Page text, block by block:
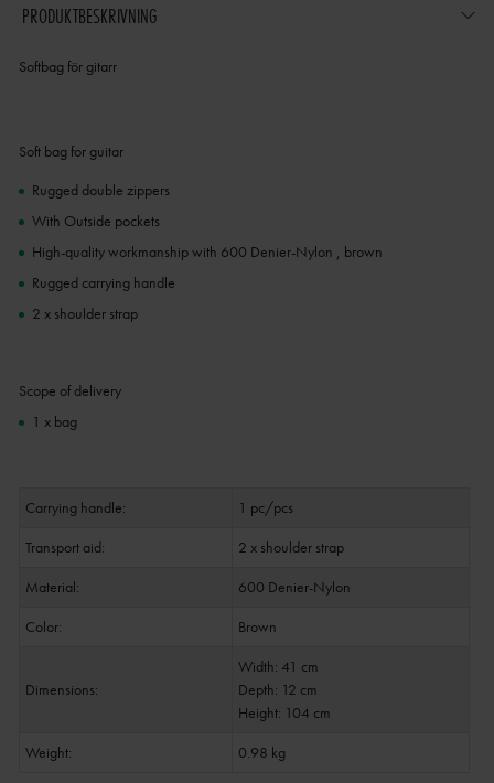
PRODUKTBESKRIVNING
Softbag för gitarr
Soft bag for guitar
Rugged double zippers
With Outside pockets
High-quality workmanship with 600 Denier-Nylon , brown
Rugged carrying handle
2 x shoulder strap
Scope of delivery
1 x bag
Carrying handle:
1 pc/pcs
Transport aid:
2 x shoulder strap
Material:
600 Denier-Nylon
Color:
Brown
Dimensions:
Width: 41 cm
Depth: 12 cm
Height: 104 cm
Weight:
0.98 kg